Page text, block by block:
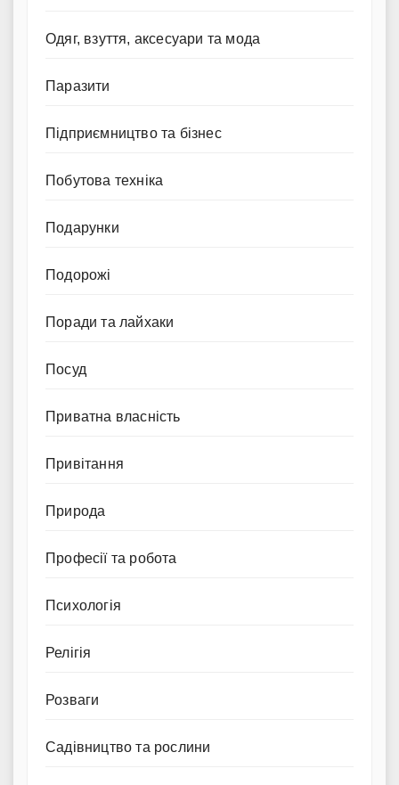
Одяг, взуття, аксесуари та мода
Паразити
Підприємництво та бізнес
Побутова техніка
Подарунки
Подорожі
Поради та лайхаки
Посуд
Приватна власність
Привітання
Природа
Професії та робота
Психологія
Релігія
Розваги
Садівництво та рослини